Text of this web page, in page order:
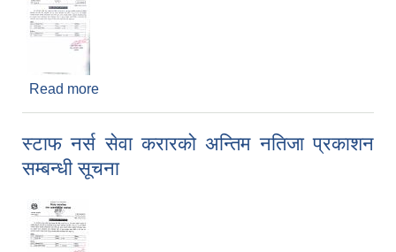
Read more
स्टाफ नर्स सेवा करारको अन्तिम नतिजा प्रकाशन
सम्बन्धी सूचना